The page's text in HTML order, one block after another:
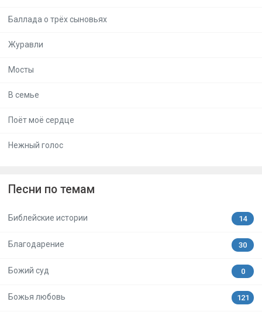
Баллада о трёх сыновьях
Журавли
Мосты
В семье
Поёт моё сердце
Нежный голос
Песни по темам
Библейские истории 14
Благодарение 30
Божий суд 0
Божья любовь 121